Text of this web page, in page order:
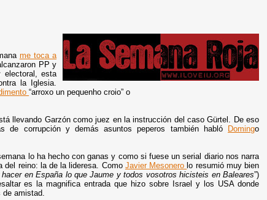
me toca a
PP y
electoral, esta
la Iglesia.
“arroxo un pequenho croio” o
llevando Garzón como juez en la instrucción del caso Gürtel. De eso
de corrupción y demás asuntos peperos también habló Domingo
lo ha hecho con ganas y como si fuese un serial diario nos narra
del reino: la de la lideresa. Como Javier Mesonero lo resumió muy bien
en España lo que Jaume y todos vosotros hicisteis en Baleares”)
es la magnifica entrada que hizo sobre Israel y los USA donde
de amistad.